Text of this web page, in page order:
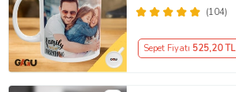
(104)
Sepet Fiyatı 525,20 TL